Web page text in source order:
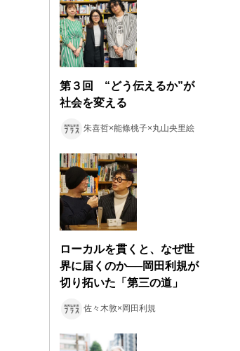
第３回 “どう伝えるか”が
社会を変える
朱喜哲×能條桃子×丸山央里絵
ローカルを貫くと、なぜ世
界に届くのか──岡田利規が
切り拓いた「第三の道」
佐々木敦×岡田利規